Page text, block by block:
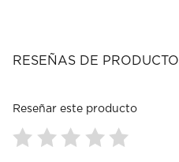
RESEÑAS DE PRODUCTO
Reseñar este producto